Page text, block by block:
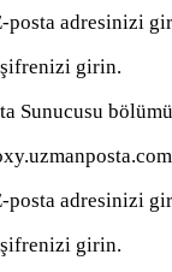
posta adresinizi
şifrenizi girin.
Sunucusu
posta adresinizi
şifrenizi girin.